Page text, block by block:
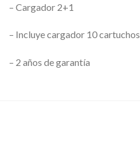
– Cargador 2+1
– Incluye cargador 10 cartuchos
– 2 años de garantía